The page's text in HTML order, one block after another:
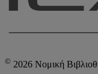
© 2026 Νομική